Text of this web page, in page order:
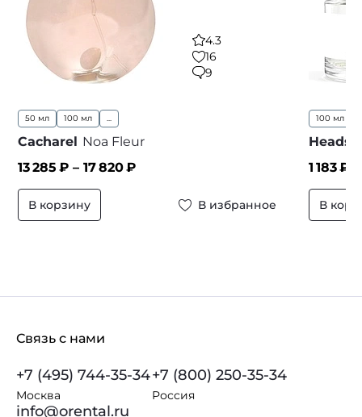
4.3
16
9
50 мл 100 мл
Cacharel Noa Fleur
13 285 ₽ – 17 820₽
В корзину В избранное
100 мл
1 183₽
В
Связь с нами
+7 (495) 744-35-34
Москва
+7 (800) 250-35-34
Россия
info@orental.ru